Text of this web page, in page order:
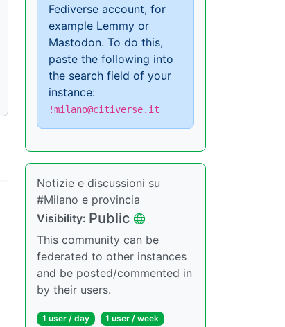
Fediverse account, for
example Lemmy or
Mastodon. To do this,
paste the following into
the search field of your
instance:
!milano@citiverse.it
Notizie e discussioni su
#Milano e provincia
Visibility: Public
This community can be
federated to other instances
and be posted/commented in
by their users.
1 user / day
1 user / week